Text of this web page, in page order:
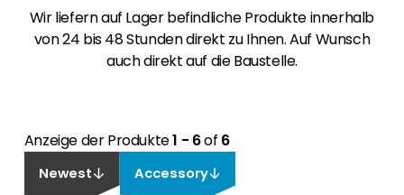
Wir liefern auf Lager befindliche Produkte innerhalb
von 24 bis 48 Stunden direkt zu Ihnen. Auf Wunsch
auch direkt auf die Baustelle.
Anzeige der Produkte1 - 6of 6
Newest Accessory